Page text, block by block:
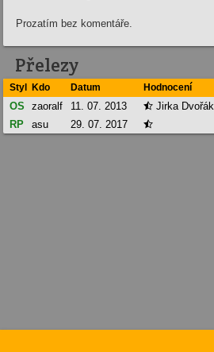
Prozatím bez komentáře.
Přelezy
Styl Kdo Datum Hodnocení
OS zaoralf 11. 07. 2013  Jirka Dvořák
RP
asu 29. 07. 2017 